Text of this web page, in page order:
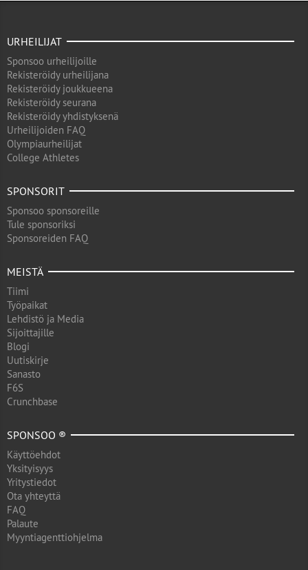
URHEILIJAT
Sponsoo urheilijoille
Rekisteröidy urheilijana
Rekisteröidy joukkueena
Rekisteröidy seurana
Rekisteröidy yhdistyksenä
Urheilijoiden FAQ
Olympiaurheilijat
College Athletes
SPONSORIT
Sponsoo sponsoreille
Tule sponsoriksi
Sponsoreiden FAQ
MEISTÄ
Tiimi
Työpaikat
Lehdistö ja Media
Sijoittajille
Blogi
Uutiskirje
Sanasto
F6S
Crunchbase
SPONSOO ®
Käyttöehdot
Yksityisyys
Yritystiedot
Ota yhteyttä
FAQ
Palaute
Myyntiagenttiohjelma